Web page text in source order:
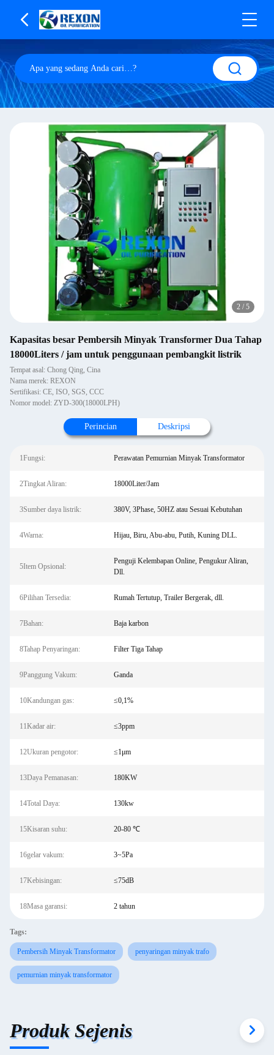
2 / 5
Kapasitas besar Pembersih Minyak Transformer Dua Tahap
18000Liters / jam untuk penggunaan pembangkit listrik
Tempat asal: Chong Qing, Cina
Nama merek: REXON
Sertifikasi: CE, ISO, SGS, CCC
Nomor model: ZYD-300(18000LPH)
Perincian Deskripsi
1Fungsi: Perawatan Pemurnian Minyak Transformator
2Tingkat Aliran: 18000Liter/Jam
3Sumber daya listrik: 380V, 3Phase, 50HZ atau Sesuai Kebutuhan
4Warna: Hijau, Biru, Abu-abu, Putih, Kuning DLL.
5Item Opsional:
Penguji Kelembapan Online, Pengukur Aliran,
Dll.
6Pilihan Tersedia: Rumah Tertutup, Trailer Bergerak, dll.
7Bahan: Baja karbon
8Tahap Penyaringan: Filter Tiga Tahap
9Panggung Vakum: Ganda
10Kandungan gas: ≤0,1%
11Kadar air: ≤3ppm
12Ukuran pengotor: ≤1μm
13Daya Pemanasan: 180KW
14Total Daya: 130kw
15Kisaran suhu: 20-80 ℃
16gelar vakum: 3~5Pa
17Kebisingan: ≤75dB
18Masa garansi: 2 tahun
Tags:
Pembersih Minyak Transformator penyaringan minyak trafo
pemurnian minyak transformator
Produk Sejenis